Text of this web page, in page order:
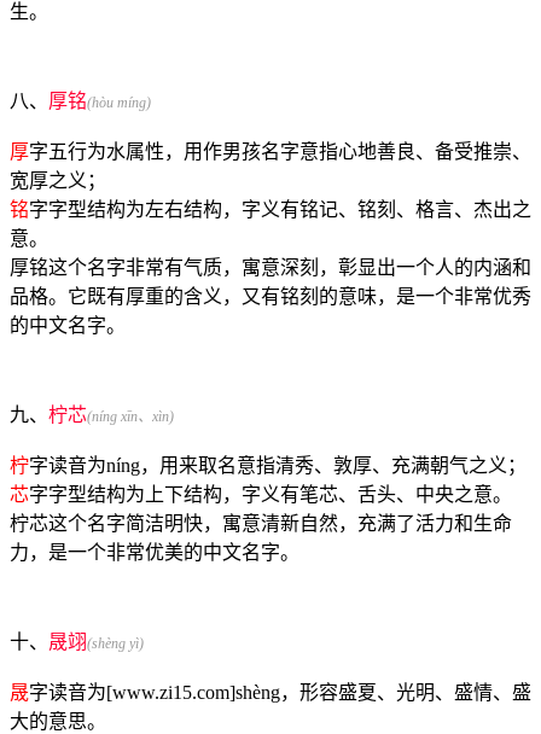
生。
八、 厚铭(hòu míng)
厚字五行为水属性，用作男孩名字意指心地善良、备受推崇、
宽厚之义；
铭字字型结构为左右结构，字义有铭记、铭刻、格言、杰出之
意。
厚铭这个名字非常有气质，寓意深刻，彰显出一个人的内涵和
品格。它既有厚重的含义，又有铭刻的意味，是一个非常优秀
的中文名字。
九、 柠芯(níng xīn、xìn)
柠字读音为níng，用来取名意指清秀、敦厚、充满朝气之义；
芯字字型结构为上下结构，字义有笔芯、舌头、中央之意。
柠芯这个名字简洁明快，寓意清新自然，充满了活力和生命
力，是一个非常优美的中文名字。
十、 晟翊(shèng yì)
晟字读音为[www.zi15.com]shèng，形容盛夏、光明、盛情、盛
大的意思。